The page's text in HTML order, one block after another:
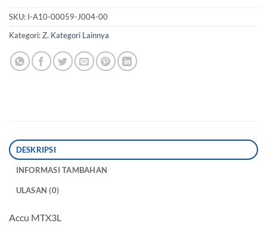
SKU: I-A10-00059-J004-00
Kategori:Z. Kategori Lainnya
DESKRIPSI
INFORMASI TAMBAHAN
ULASAN (0)
Accu MTX3L